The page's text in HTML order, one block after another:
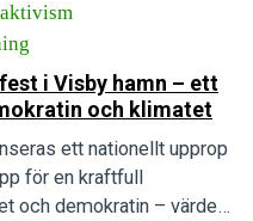
aktivism
i Visby hamn – ett
och klimatet
ett nationellt upprop
för en kraftfull
och demokratin – värden